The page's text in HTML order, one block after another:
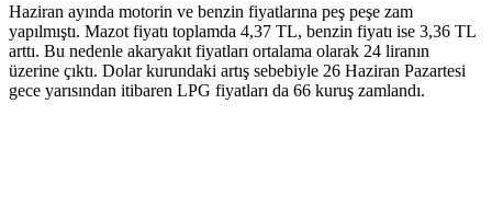
Haziran ayında motorin ve benzin fiyatlarına peş peşe zam
yapılmıştı. Mazot fiyatı toplamda 4,37 TL, benzin fiyatı ise 3,36 TL
arttı. Bu nedenle akaryakıt fiyatları ortalama olarak 24 liranın
üzerine çıktı. Dolar kurundaki artış sebebiyle 26 Haziran Pazartesi
gece yarısından itibaren LPG fiyatları da 66 kuruş zamlandı.